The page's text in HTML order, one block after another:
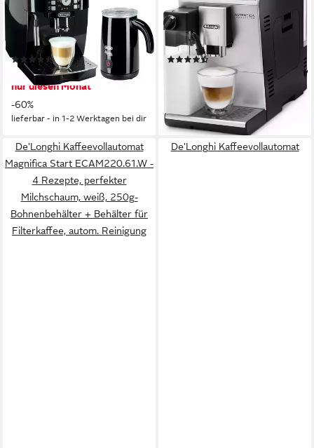
ECAM21.118.B - mit Barista-
Milchaufschäumer, Schwarz,
Direktwahltasten,
Kegelmahlwerk (13 Malgrade),
15 Bar Pumpendruck
(2993)
299,00 € UVP740,00 €
nur diesen Monat
-60%
lieferbar - in 1-2 Werktagen bei dir
Cappuccino ETAM29.660.SB
- Superkompakt - nur 19,5 cm
breit,
LatteCremaMilchsystem,
Kegelmahlwerk 13-stufig,
automatische Reinigung
(651)
479,00 € UVP1.035,00 €
lieferbar - in 1-2 Werktagen bei dir
De'Longhi Kaffeevollautomat
Magnifica Start ECAM220.61.W -
4 Rezepte, perfekter
Milchschaum, weiß, 250g-
Bohnenbehälter + Behälter für
Filterkaffee, autom. Reinigung
De'Longhi Kaffeevollautomat